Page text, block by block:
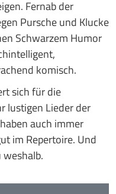
Fernab der
Pursche und Klucke
Schwarzem Humor
komisch.
sich für die
lustigen Lieder der
auch immer
im Repertoire. Und